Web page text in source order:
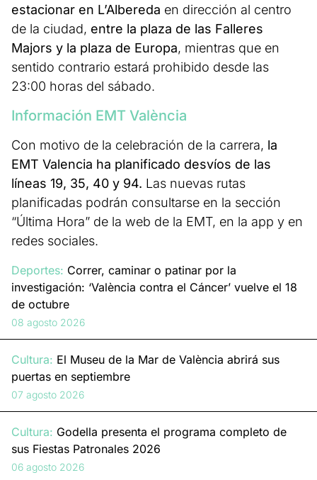
estacionar en L’Albereda en dirección al centro
de la ciudad, entre la plaza de las Falleres
Majors y la plaza de Europa, mientras que en
sentido contrario estará prohibido desde las
23:00 horas del sábado.
Información EMT València
Con motivo de la celebración de la carrera, la
EMT Valencia ha planificado desvíos de las
líneas 19, 35, 40 y 94. Las nuevas rutas
planificadas podrán consultarse en la sección
“Última Hora” de la web de la EMT, en la app y en
redes sociales.
Deportes: Correr, caminar o patinar por la
investigación: ‘València contra el Cáncer’ vuelve el 18
de octubre
08 agosto 2026
Cultura: El Museu de la Mar de València abrirá sus
puertas en septiembre
07 agosto 2026
Cultura: Godella presenta el programa completo de
sus Fiestas Patronales 2026
06 agosto 2026